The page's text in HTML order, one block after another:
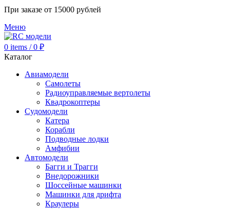
При заказе от 15000 рублей
Меню
0 items / 0 ₽
Каталог
Авиамодели
Самолеты
Радиоуправляемые вертолеты
Квадрокоптеры
Судомодели
Катера
Корабли
Подводные лодки
Амфибии
Автомодели
Багги и Трагги
Внедорожники
Шоссейные машинки
Машинки для дрифта
Краулеры